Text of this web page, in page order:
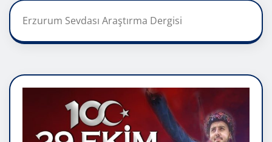
Erzurum Sevdası Araştırma Dergisi